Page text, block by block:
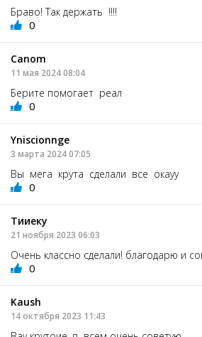
Браво! Так держать !!!!
0
Canom
11 мая 2024 08:04
Берите помогает реал
0
Yniscionnge
3 марта 2024 07:05
Вы мега крута сделали все окауу
0
Тииеку
21 ноября 2023 06:03
Очень классно сделали! благодарю и
0
Kaush
14 октября 2023 11:43